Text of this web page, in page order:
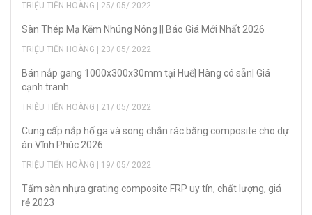
TRIỆU TIẾN HOÀNG | 25/ 05/ 2022
Sàn Thép Mạ Kẽm Nhúng Nóng || Báo Giá Mới Nhất 2026
TRIỆU TIẾN HOÀNG | 23/ 05/ 2022
Bán nắp gang 1000x300x30mm tại Huế| Hàng có sẵn| Giá
cạnh tranh
TRIỆU TIẾN HOÀNG | 21/ 05/ 2022
Cung cấp nắp hố ga và song chắn rác bằng composite cho dự
án Vĩnh Phúc 2026
TRIỆU TIẾN HOÀNG | 19/ 05/ 2022
Tấm sàn nhựa grating composite FRP uy tín, chất lượng, giá
rẻ 2023